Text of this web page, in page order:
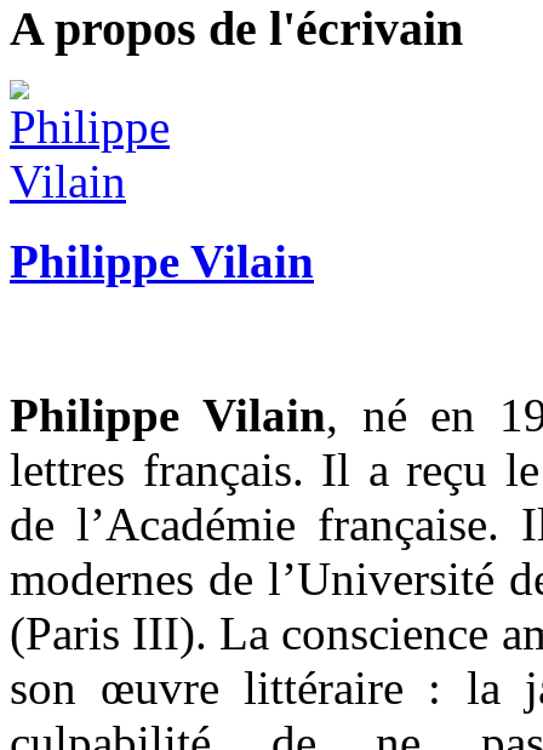
A propos de l'écrivain
Philippe Vilain
Philippe Vilain, né en
lettres français. Il a reçu
de l’Académie française.
modernes de l’Université
(Paris III). La conscience
son œuvre littéraire : la